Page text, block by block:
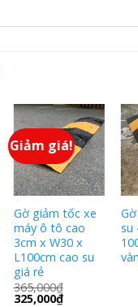
Giảm giá!
Gờ giảm tốc xe
máy ô tô cao
3cm x W30 x
L100cm cao su
giá rẻ
365,000₫
325,000₫
su